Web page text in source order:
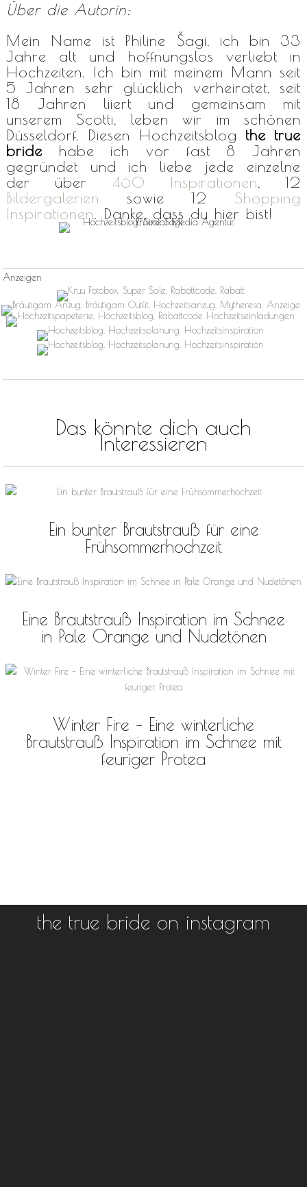
Über die Autorin:
Mein Name ist Philine Šagi, ich bin 33
Jahre alt und hoffnungslos verliebt in
Hochzeiten. Ich bin mit meinem Mann seit
5 Jahren sehr glücklich verheiratet, seit
18 Jahren liiert und gemeinsam mit
unserem Scotti, leben wir im schönen
Düsseldorf. Diesen Hochzeitsblog the true
bride habe ich vor fast 8 Jahren
gegründet und ich liebe jede einzelne
der über 460 Inspirationen, 12
Bildergalerien sowie 12 Shopping
Inspirationen. Danke, dass du hier bist!
Anzeigen
Das könnte dich auch
Interessieren
Ein bunter Brautstrauß für eine
Frühsommerhochzeit
Eine Brautstrauß Inspiration im Schnee
in Pale Orange und Nudetönen
Winter Fire – Eine winterliche
Brautstrauß Inspiration im Schnee mit
feuriger Protea
the true bride on instagram